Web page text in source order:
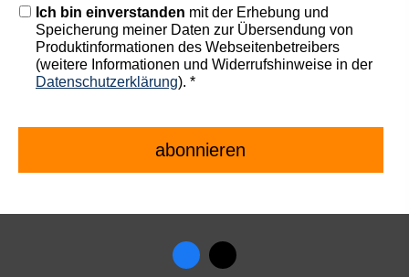
Ich bin einverstanden mit der Erhebung und
Speicherung meiner Daten zur Übersendung von
Produktinformationen des Webseitenbetreibers
(weitere Informationen und Widerrufshinweise in der
Datenschutzerklärung). *